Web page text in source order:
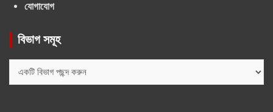
যোগাযোগ
বিভাগ সমূহ